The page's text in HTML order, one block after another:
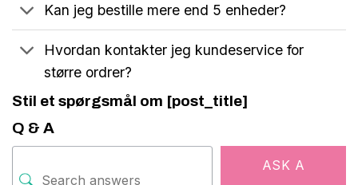
Kan jeg bestille mere end 5 enheder?
Hvordan kontakter jeg kundeservice for
større ordrer?
Stil et spørgsmål om [post_title]
Q & A
ASK A